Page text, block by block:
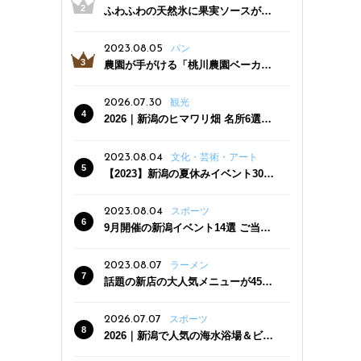
ふわふわの天然氷に果実ソースがた
三条駅近くにオープン
2023.08.05 パン
農園が手がける「桃川農園ベーカリ
った焼きたてパンのほか、ジェラー
トやスムージーも
2026.07.30 観光
2026｜新潟のヒマワリ畑 名所6選
2023.08.04
文化・芸術・アート
【2023】新潟の夏休みイベント30
2023.08.04
スポーツ
9月開催の新潟イベント14選 ご当地
2023.08.07 ラーメン
話題の新店の大人気メニューが450
クーポン登場
2026.07.07 スポーツ
2026｜新潟で人気の海水浴場＆ビー